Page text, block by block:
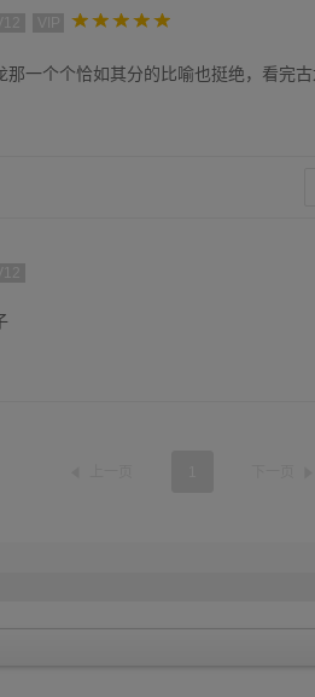
那一个个恰如其分的比喻也挺绝，看完